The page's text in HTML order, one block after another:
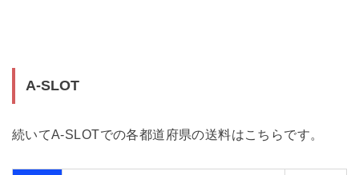
A-SLOT
続いてA-SLOTでの各都道府県の送料はこちらです。